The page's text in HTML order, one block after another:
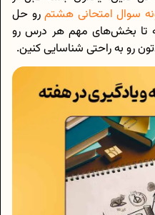
سوال امتحانی هشتم رو حل
تا بخش‌های مهم هر درس رو
رو به راحتی شناسایی کنین.